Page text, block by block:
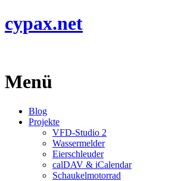
cypax.net
Menü
Blog
Projekte
VFD-Studio 2
Wassermelder
Eierschleuder
calDAV & iCalendar
Schaukelmotorrad